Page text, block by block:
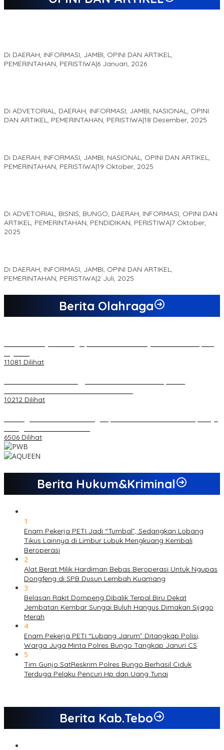
Di DAERAH, INFORMASI, JAMBI, OPINI DAN ARTIKEL,
PEMERINTAHAN, PERISTIWA|6 Januari, 2026
Di ADVETORIAL, DAERAH, INFORMASI, JAMBI, NASIONAL, OPINI
DAN ARTIKEL, PEMERINTAHAN, PERISTIWA|18 Desember, 2025
Di DAERAH, INFORMASI, JAMBI, NASIONAL, OPINI DAN ARTIKEL,
PEMERINTAHAN, PERISTIWA|19 Oktober, 2025
Di ADVETORIAL, BISNIS, BUNGO, DAERAH, INFORMASI, OPINI DAN
ARTIKEL, PEMERINTAHAN, PENDIDIKAN, PERISTIWA|7 Oktober,
2025
Di DAERAH, INFORMASI, JAMBI, OPINI DAN ARTIKEL,
PEMERINTAHAN, PERISTIWA|2 Juli, 2025
Berita Olahraga
11081 Dilihat
10212 Dilihat
6506 Dilihat
Berita Hukum&Kriminal
1
Enam Pekerja PETI Jadi “Tumbal”, Sedangkan Lobang
Tikus Lainnya di Limbur Lubuk Mengkuang Kembali
Beroperasi
2
Alat Berat Milik Hardiman Bebas Beroperasi Untuk Ngupas
Dongfeng di SPB Dusun Lembah Kuamang
3
Belasan Rakit Dompeng Dibalik Terpal Biru Dekat
Jembatan Kembar Sungai Buluh Hangus Dimakan Sijago
Merah
4
Enam Pekerja PETI “Lubang Jarum” Ditangkap Polisi,
Warga Juga Minta Polres Bungo Tangkap Januri CS
5
Tim Gunjo SatReskrim Polres Bungo Berhasil Ciduk
Terduga Pelaku Pencuri Hp dan Uang Tunai
Berita Kab.Tebo